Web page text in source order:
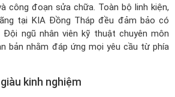
kinh nghiệm
trang thiết bị hiện đại cùng với đội ngũ
đầy nhiệt huyết luôn nhiệt tình tư vấn
khi khách hàng đến tham quan, mua
KIA Cao Lãnh sẽ luôn cảm thấy thật sự